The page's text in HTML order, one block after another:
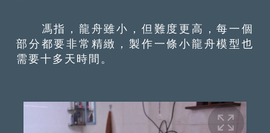
馮指，龍舟雖小，但難度更高，每一個
部分都要非常精緻，製作一條小龍舟模型也
需要十多天時間。